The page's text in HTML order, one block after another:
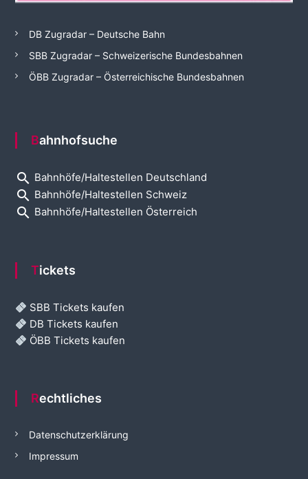
DB Zugradar – Deutsche Bahn
SBB Zugradar – Schweizerische Bundesbahnen
ÖBB Zugradar – Österreichische Bundesbahnen
Bahnhofsuche
search Bahnhöfe/Haltestellen Deutschland
search Bahnhöfe/Haltestellen Schweiz
search Bahnhöfe/Haltestellen Österreich
Tickets
SBB Tickets kaufen
DB Tickets kaufen
ÖBB Tickets kaufen
Rechtliches
Datenschutzerklärung
Impressum